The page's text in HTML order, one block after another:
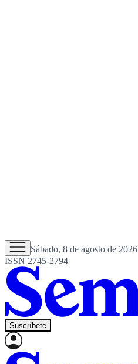
Sábado, 8 de agosto de 2026
ISSN 2745-2794
Suscríbete